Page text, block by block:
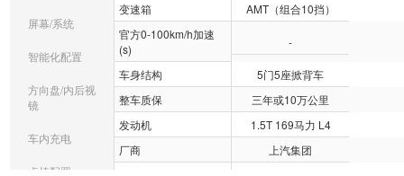
屏幕/系统
智能化配置
方向盘/内后视
镜
车内充电
桌椅配置
变速箱
AMT（组合10挡）
官方0-100km/h加速
(s)
-
车身结构
5门5座掀背车
整车质保
三年或10万公里
发动机
1.5T 169马力 L4
厂商
上汽集团